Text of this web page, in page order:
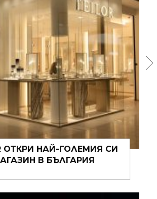
ПАВИЛИОН НА
БИЕНАЛЕ ЩЕ